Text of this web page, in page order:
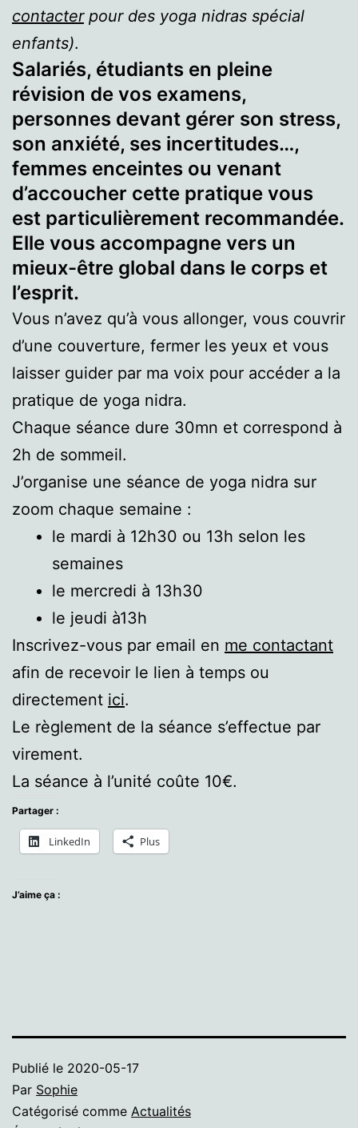
contacterpour des yoga nidras spécial
enfants).
Salariés, étudiants en pleine
révision de vos examens,
personnes devant gérer son stress,
son anxiété, ses incertitudes…,
femmes enceintes ou venant
d’accoucher cette pratique vous
est particulièrement recommandée.
Elle vous accompagne vers un
mieux-être global dans le corps et
l’esprit.
Vous n’avez qu’à vous allonger, vous couvrir
d’une couverture, fermer les yeux et vous
laisser guider par ma voix pour accéder a la
pratique de yoga nidra.
Chaque séance dure 30mn et correspond à
2h de sommeil.
J’organise une séance de yoga nidra sur
zoom chaque semaine :
le mardi à 12h30 ou 13h selon les
semaines
le mercredi à 13h30
le jeudi à13h
Inscrivez-vous par email en me contactant
afin de recevoir le lien à temps ou
directement ici.
Le règlement de la séance s’effectue par
virement.
La séance à l’unité coûte 10€.
Partager :
LinkedIn Plus
J’aime ça :
Publié le 2020-05-17
Par Sophie
Catégorisé comme Actualités